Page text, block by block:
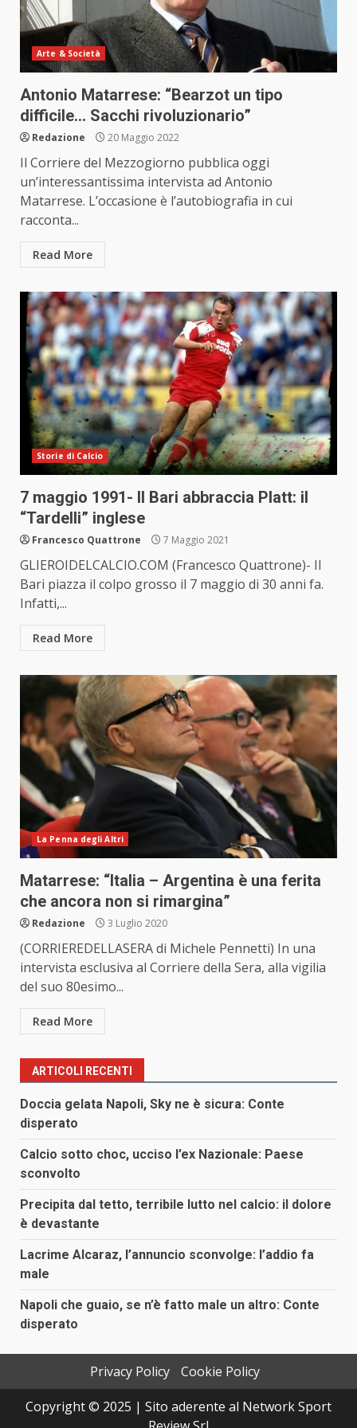
Arte & Società
Antonio Matarrese: “Bearzot un tipo
difficile… Sacchi rivoluzionario”
Redazione 20 Maggio 2022
Il Corriere del Mezzogiorno pubblica oggi
un’interessantissima intervista ad Antonio
Matarrese. L’occasione è l’autobiografia in cui
racconta...
Read More
Storie di Calcio
7 maggio 1991- Il Bari abbraccia Platt: il
“Tardelli” inglese
Francesco Quattrone 7 Maggio 2021
GLIEROIDELCALCIO.COM (Francesco Quattrone)- Il
Bari piazza il colpo grosso il 7 maggio di 30 anni fa.
Infatti,...
Read More
La Penna degli Altri
Matarrese: “Italia – Argentina è una ferita
che ancora non si rimargina”
Redazione 3 Luglio 2020
(CORRIEREDELLASERA di Michele Pennetti) In una
intervista esclusiva al Corriere della Sera, alla vigilia
del suo 80esimo...
Read More
ARTICOLI RECENTI
Doccia gelata Napoli, Sky ne è sicura: Conte
disperato
Calcio sotto choc, ucciso l’ex Nazionale: Paese
sconvolto
Precipita dal tetto, terribile lutto nel calcio: il dolore
è devastante
Lacrime Alcaraz, l’annuncio sconvolge: l’addio fa
male
Napoli che guaio, se n’è fatto male un altro: Conte
disperato
Privacy Policy
Cookie Policy
Copyright © 2025 | Sito aderente al Network Sport